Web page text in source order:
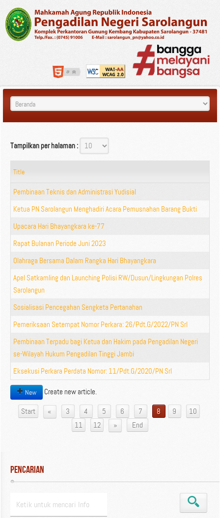
Tampilkan per halaman :
Title
Pembinaan Teknis dan Administrasi Yudisial
Ketua PN Sarolangun Menghadiri Acara Pemusnahan Barang Bukti
Upacara Hari Bhayangkara ke-77
Rapat Bulanan Periode Juni 2023
Olahraga Bersama Dalam Rangka Hari Bhayangkara
Apel Satkamling dan Launching Polisi RW/Dusun/Lingkungan Polres
Sarolangun
Sosialisasi Pencegahan Sengketa Pertanahan
Pemeriksaan Setempat Nomor Perkara: 26/Pdt.G/2022/PN Srl
Pembinaan Terpadu bagi Ketua dan Hakim pada Pengadilan Negeri
se-Wilayah Hukum Pengadilan Tinggi Jambi
Eksekusi Perkara Perdata Nomor: 11/Pdt.G/2020/PN Srl
New Create new article.
Start « 3 4 5 6 7 8 9
10
11
12 » End
Pencarian